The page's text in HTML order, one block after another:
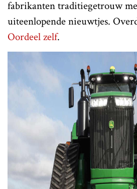
fabrikanten traditiegetrouw
uiteenlopende nieuwtjes.
Oordeel zelf.